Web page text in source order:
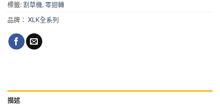
標籤: 割草機, 零迴轉
品牌： XLK全系列
描述